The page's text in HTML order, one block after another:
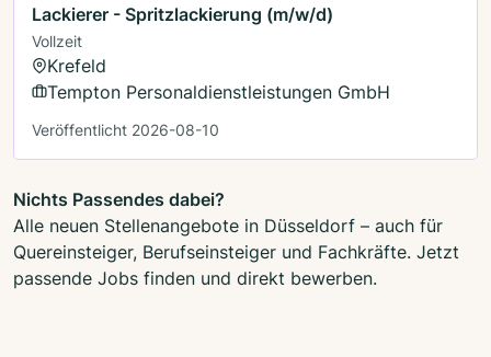
Lackierer - Spritzlackierung (m/w/d)
Vollzeit
Krefeld
Tempton Personaldienstleistungen GmbH
Veröffentlicht 2026-08-10
Nichts Passendes dabei?
Alle neuen Stellenangebote in Düsseldorf – auch für
Quereinsteiger, Berufseinsteiger und Fachkräfte. Jetzt
passende Jobs finden und direkt bewerben.